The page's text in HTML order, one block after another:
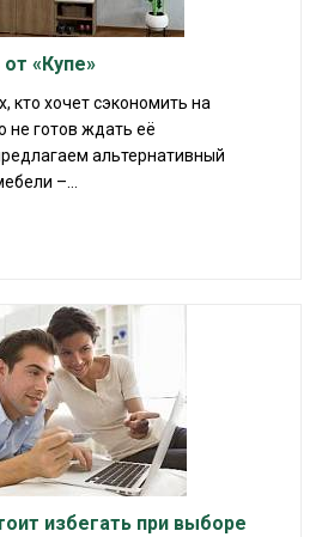
«Купе»
кто хочет сэкономить на
не готов ждать её
альтернативный
–...
избегать при выборе